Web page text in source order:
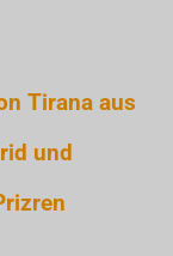
Tirana aus
und